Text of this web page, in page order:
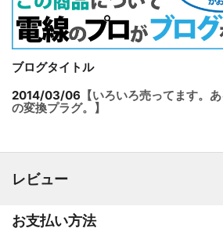
ブログタイトル
2014/03/06 【いろいろ売ってます。
の変換プラグ。】
レビュー
お支払い方法